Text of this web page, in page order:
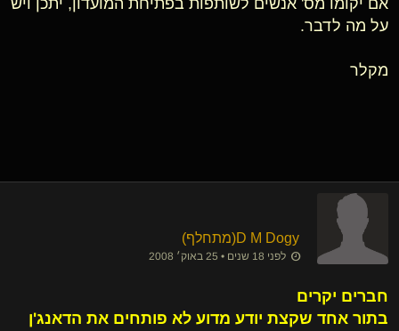
אם יקומו מס' אנשים לשותפות בפתיחת המועדון, יתכן ויש
על מה לדבר.
מקלר
D M Dogy​(מתחלף)
לפני 18 שנים • 25 באוק׳ 2008
חברים יקרים
בתור אחד שקצת יודע מדוע לא פותחים את הדאנג'ן